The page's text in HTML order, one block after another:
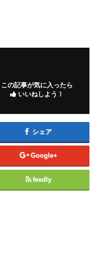
この記事が気に入ったら
いいねしよう！
シェア
Google+
feedly